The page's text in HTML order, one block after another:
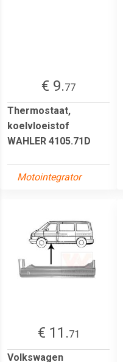
€ 9.77
Thermostaat,
koelvloeistof
WAHLER 4105.71D
Motointegrator
€ 11.71
Volkswagen